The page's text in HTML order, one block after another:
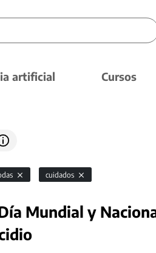
artificial Cursos
cuidados
Mundial y